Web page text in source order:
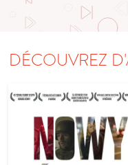
DÉCOUVREZ